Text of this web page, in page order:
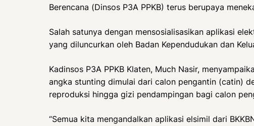
Berencana (Dinsos P3A PPKB) terus berupaya
Salah satunya dengan mensosialisasikan aplikasi
yang diluncurkan oleh Badan Kependudukan dan
Kadinsos P3A PPKB Klaten, Much Nasir,
angka stunting dimulai dari calon pengantin (catin)
reproduksi hingga gizi pendampingan bagi calon
“Semua kita mengandalkan aplikasi elsimil dari